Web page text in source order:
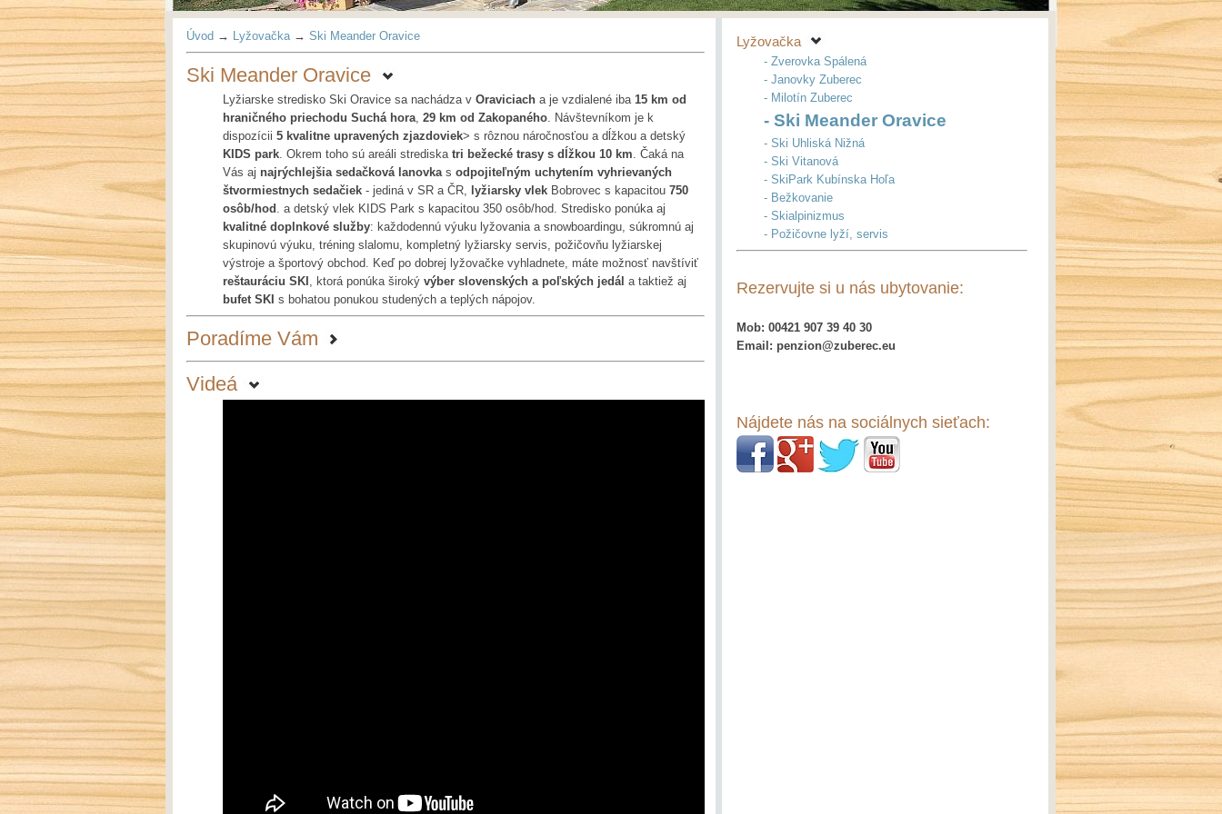
Úvod → Lyžovačka→ Ski Meander Oravice
Ski Meander Oravice
Lyžiarske stredisko Ski Oravice sa nachádza v Oraviciach a je vzdialené iba 15 km od
hraničného priechodu Suchá hora, 29 km od Zakopaného. Návštevníkom je k
dispozícii 5 kvalitne upravených zjazdoviek> s rôznou náročnosťou a dĺžkou a detský
KIDS park. Okrem toho sú areáli strediska tri bežecké trasy s dĺžkou 10 km. Čaká na
Vás aj najrýchlejšia sedačková lanovkas odpojiteľným uchytením vyhrievaných
štvormiestnych sedačiek - jediná v SR a ČR, lyžiarsky vlek Bobrovec s kapacitou 750
osôb/hod . a detský vlek KIDS Park s kapacitou 350 osôb/hod. Stredisko ponúka aj
kvalitné doplnkové služby: každodennú výuku lyžovania a snowboardingu, súkromnú aj
skupinovú výuku, tréning slalomu, kompletný lyžiarsky servis, požičovňu lyžiarskej
výstroje a športový obchod. Keď po dobrej lyžovačke vyhladnete, máte možnosť navštíviť
reštauráciu SKI , ktorá ponúka široký výber slovenských a poľských jedál a taktiež aj
bufet SKI s bohatou ponukou studených a teplých nápojov.
Poradíme Vám
Videá
Lyžovačka
- Zverovka Spálená
- Janovky Zuberec
- Milotín Zuberec
- Ski Meander Oravice
- Ski Uhliská Nižná
- Ski Vitanová
- SkiPark Kubínska Hoľa
- Bežkovanie
- Skialpinizmus
- Požičovne lyží, servis
Rezervujte si u nás ubytovanie:
Mob: 00421 907 39 40 30
Email: penzion@zuberec.eu
Nájdete nás na sociálnych sieťach: